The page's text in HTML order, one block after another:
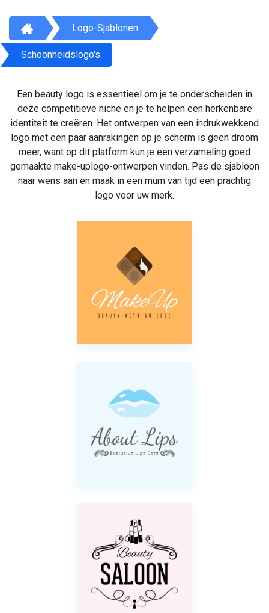
Logo-Sjablonen
Schoonheidslogo's
Een beauty logo is essentieel om je te onderscheiden in
deze competitieve niche en je te helpen een herkenbare
identiteit te creëren. Het ontwerpen van een indrukwekkend
logo met een paar aanrakingen op je scherm is geen droom
meer, want op dit platform kun je een verzameling goed
gemaakte make-uplogo-ontwerpen vinden. Pas de sjabloon
naar wens aan en maak in een mum van tijd een prachtig
logo voor uw merk.